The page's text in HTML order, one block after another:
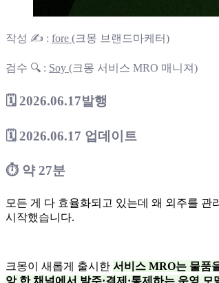
작성 ✍️ : fore (크몽 브랜드마케터)
검수 🔍 : Soy (크몽 서비스 MRO 매니져)
🗓 2026.06.17발행
🗓2026.06.17 업데이트
⏱ 약 27분
모든 게 다 효율화되고 있는데 왜 외주를
시작했습니다.
크몽이 새롭게 출시한 서비스 MRO는 물품